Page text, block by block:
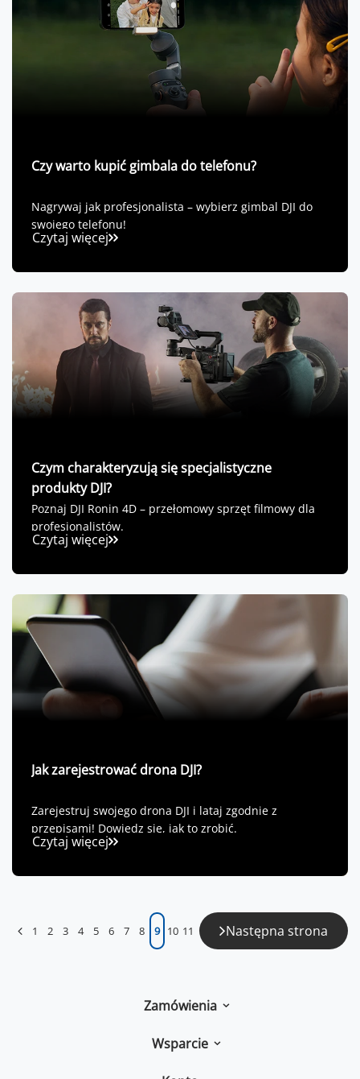
Czy warto kupić gimbala do telefonu?
Nagrywaj jak profesjonalista – wybierz gimbal DJI do
swojego telefonu!
Czytaj więcej
Czym charakteryzują się specjalistyczne
produkty DJI?
Poznaj DJI Ronin 4D – przełomowy sprzęt filmowy dla
profesjonalistów.
Czytaj więcej
Jak zarejestrować drona DJI?
Zarejestruj swojego drona DJI i lataj zgodnie z
przepisami! Dowiedz się, jak to zrobić.
Czytaj więcej
1 2 3 4 5 6 7 8 9 10 11 Następna strona
Zamówienia
Wsparcie